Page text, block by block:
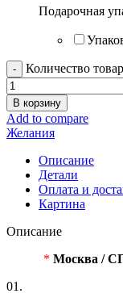
Подарочная
Количество
В корзину
Add to compare
Желания
Описание
Детали
Оплата и
Картина
Описание
* Москва /
01.